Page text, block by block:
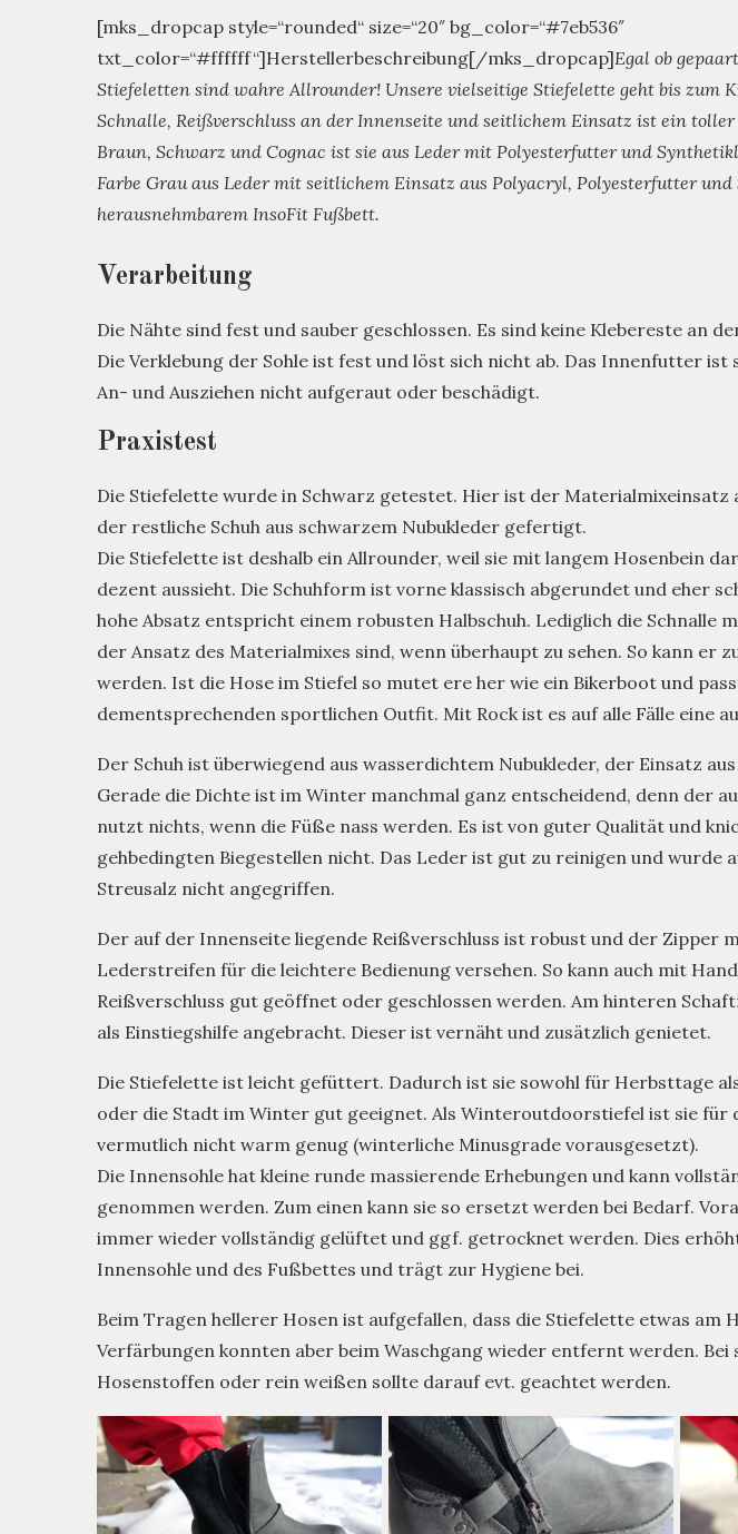
[mks_dropcap style=“rounded“ size=“20″ bg_color=“#7eb536″
txt_color=“#ffffff“]Herstellerbeschreibung[/mks_dropcap]Egal ob
Stiefeletten sind wahre Allrounder! Unsere vielseitige Stiefelette geht bis zum
Schnalle, Reißverschluss an der Innenseite und seitlichem Einsatz ist ein
Braun, Schwarz und Cognac ist sie aus Leder mit Polyesterfutter und
Farbe Grau aus Leder mit seitlichem Einsatz aus Polyacryl, Polyesterfutter
herausnehmbarem InsoFit Fußbett.
Verarbeitung
Die Nähte sind fest und sauber geschlossen. Es sind keine Klebereste an
Die Verklebung der Sohle ist fest und löst sich nicht ab. Das Innenfutter ist
An- und Ausziehen nicht aufgeraut oder beschädigt.
Praxistest
Die Stiefelette wurde in Schwarz getestet. Hier ist der Materialmixeinsatz
der restliche Schuh aus schwarzem Nubukleder gefertigt.
Die Stiefelette ist deshalb ein Allrounder, weil sie mit langem Hosenbein
dezent aussieht. Die Schuhform ist vorne klassisch abgerundet und eher
hohe Absatz entspricht einem robusten Halbschuh. Lediglich die Schnalle
der Ansatz des Materialmixes sind, wenn überhaupt zu sehen. So kann er
werden. Ist die Hose im Stiefel so mutet ere her wie ein Bikerboot und
dementsprechenden sportlichen Outfit. Mit Rock ist es auf alle Fälle eine
Der Schuh ist überwiegend aus wasserdichtem Nubukleder, der Einsatz
Gerade die Dichte ist im Winter manchmal ganz entscheidend, denn der
nutzt nichts, wenn die Füße nass werden. Es ist von guter Qualität und
gehbedingten Biegestellen nicht. Das Leder ist gut zu reinigen und wurde
Streusalz nicht angegriffen.
Der auf der Innenseite liegende Reißverschluss ist robust und der Zipper
Lederstreifen für die leichtere Bedienung versehen. So kann auch mit
Reißverschluss gut geöffnet oder geschlossen werden. Am hinteren
als Einstiegshilfe angebracht. Dieser ist vernäht und zusätzlich genietet.
Die Stiefelette ist leicht gefüttert. Dadurch ist sie sowohl für Herbsttage
oder die Stadt im Winter gut geeignet. Als Winteroutdoorstiefel ist sie für
vermutlich nicht warm genug (winterliche Minusgrade vorausgesetzt).
Die Innensohle hat kleine runde massierende Erhebungen und kann
genommen werden. Zum einen kann sie so ersetzt werden bei Bedarf.
immer wieder vollständig gelüftet und ggf. getrocknet werden. Dies
Innensohle und des Fußbettes und trägt zur Hygiene bei.
Beim Tragen hellerer Hosen ist aufgefallen, dass die Stiefelette etwas am
Verfärbungen konnten aber beim Waschgang wieder entfernt werden. Bei
Hosenstoffen oder rein weißen sollte darauf evt. geachtet werden.